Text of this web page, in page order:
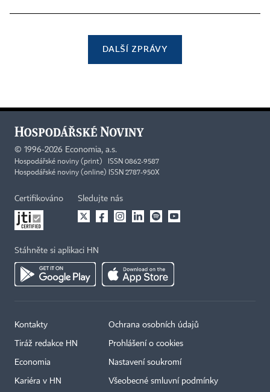
DALŠÍ ZPRÁVY
© 1996-2026 Economia, a.s.
Hospodářské noviny (print) ISSN 0862-9587
Hospodářské noviny (online) ISSN 2787-950X
Certifikováno Sledujte nás
Stáhněte si aplikaci HN
Kontakty
Tiráž redakce HN
Economia
Kariéra v HN
Ochrana osobních údajů
Prohlášení o cookies
Nastavení soukromí
Všeobecné smluvní podmínky